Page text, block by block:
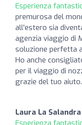
Esperienza
premurosa del
all'estero sia
agenzia viaggio di
soluzione perfetta
Ho anche
per il viaggio di
grazie del tuo aiuto.
Laura La Salandra
Esperienza